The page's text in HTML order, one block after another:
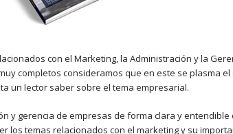
con el Marketing, la Administración y la
completos consideramos que en este se plasma
un lector saber sobre el tema empresarial.
y gerencia de empresas de forma clara y
temas relacionados con el marketing y su